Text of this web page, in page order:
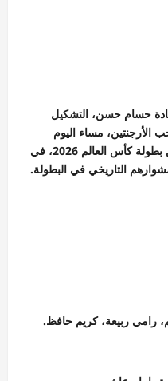
حسام حسن، التشكيل
مساء اليوم
الثلاثاء، ضمن منافسات دور الـ16 من بطولة كأس العالم 2026، في
التاريخي في البطولة.
رامي ربيعة، كريم حافظ.